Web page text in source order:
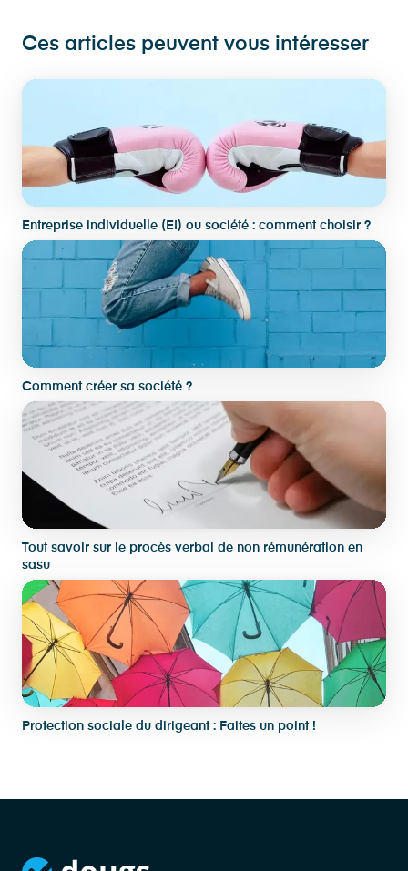
Ces articles peuvent vous intéresser
Entreprise individuelle (EI) ou société : comment choisir ?
Comment créer sa société ?
Tout savoir sur le procès verbal de non rémunération en
sasu
Protection sociale du dirigeant : Faites un point !